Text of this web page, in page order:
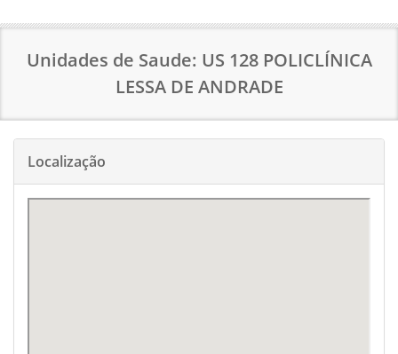
Unidades de Saude: US 128 POLICLÍNICA
LESSA DE ANDRADE
Localização